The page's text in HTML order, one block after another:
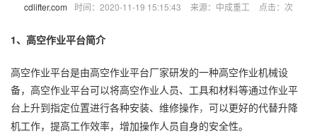
cdlifter.com 时间：2020-11-19 15:15:43 来源：中成重工 点击： 次
1、 高空作业平台简介
高空作业平台是由高空作业平台厂家研发的一种高空作业机械设
备，高空作业平台可以将高空作业人员、工具和材料等通过作业平
台上升到指定位置进行各种安装、维修操作， 可以更好的代替升降
机工作，提高工作效率，增加操作人员自身的安全性。